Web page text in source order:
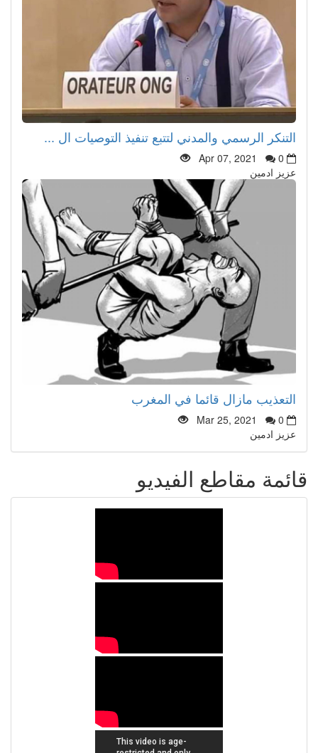
التنكر الرسمي والمدني لتتبع تنفيذ التوصيات ال ...
Apr 07, 2021
0
عزيز ادمين
التعذيب مازال قائما في المغرب
Mar 25, 2021
0
عزيز ادمين
قائمة مقاطع الفيديو